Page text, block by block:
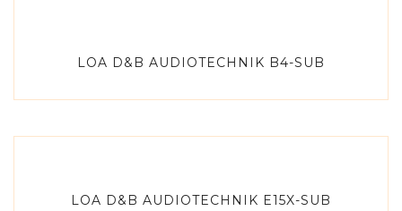
LOA D&B AUDIOTECHNIK B4-SUB
LOA D&B AUDIOTECHNIK E15X-SUB